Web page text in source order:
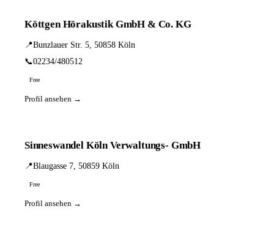
Köttgen Hörakustik GmbH & Co. KG
📍Bunzlauer Str. 5, 50858 Köln
📞02234/480512
Free
Profil ansehen →
Sinneswandel Köln Verwaltungs- GmbH
📍Blaugasse 7, 50859 Köln
Free
Profil ansehen →